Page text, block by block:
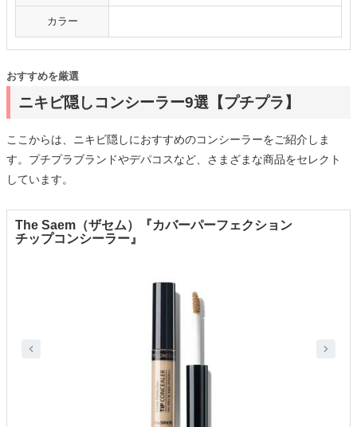
カラー
ニキビ隠しコンシーラー9選【プチプラ】
おすすめを厳選
ここからは、ニキビ隠しにおすすめのコンシーラーをご紹介しま
す。プチプラブランドやデパコスなど、さまざまな商品をセレクト
しています。
The Saem（ザセム）『カバーパーフェクション
チップコンシーラー』